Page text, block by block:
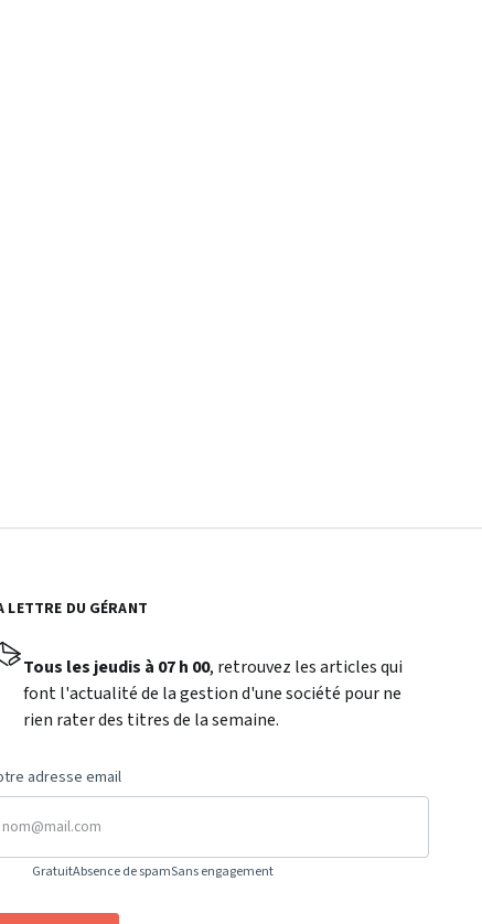
LETTRE DU GÉRANT
Tous les jeudis à 07 h 00, retrouvez les articles qui
font l'actualité de la gestion d'une société pour ne
rien rater des titres de la semaine.
adresse email
GratuitAbsence de spamSans engagement